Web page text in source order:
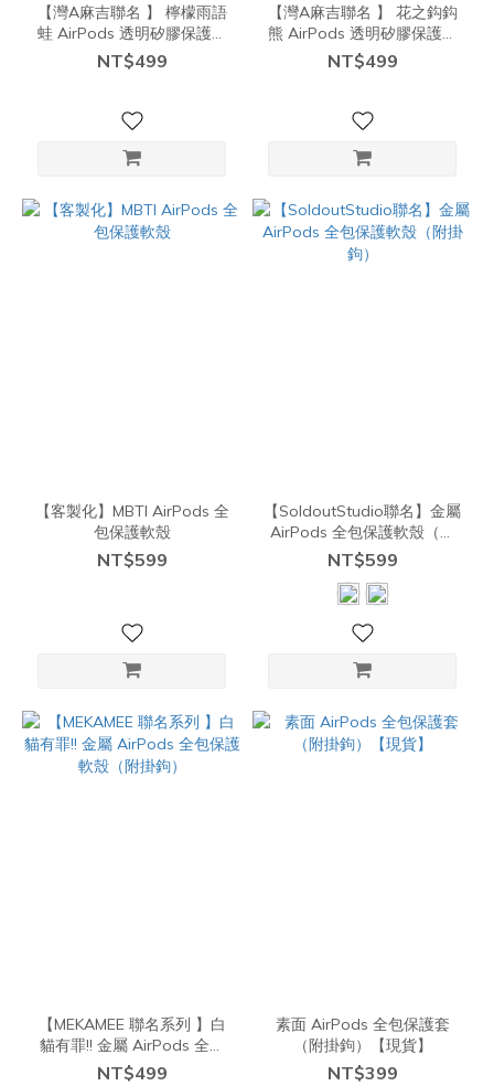
【灣A麻吉聯名 】 檸檬雨語
蛙 AirPods 透明矽膠保護套
（贈掛鉤）
NT$499
【灣A麻吉聯名 】 花之鈎鈎
熊 AirPods 透明矽膠保護套
（贈掛鉤）
NT$499
【客製化】MBTI AirPods 全
包保護軟殼
NT$599
【SoldoutStudio聯名】金屬
AirPods 全包保護軟殼（附
掛鉤）
NT$599
【MEKAMEE 聯名系列 】白
貓有罪!! 金屬 AirPods 全包
保護軟殼（附掛鉤）
NT$499
素面 AirPods 全包保護套
（附掛鉤）【現貨】
NT$399